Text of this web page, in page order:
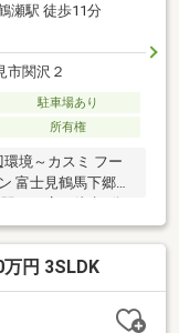
瀬駅 徒歩11分
市関沢２
駐車場あり
所有権
境～カスミ フー
富士見鶴馬下郷
西口店 徒歩8分
）三芳町立西中
徒歩6分
円 3SLDK